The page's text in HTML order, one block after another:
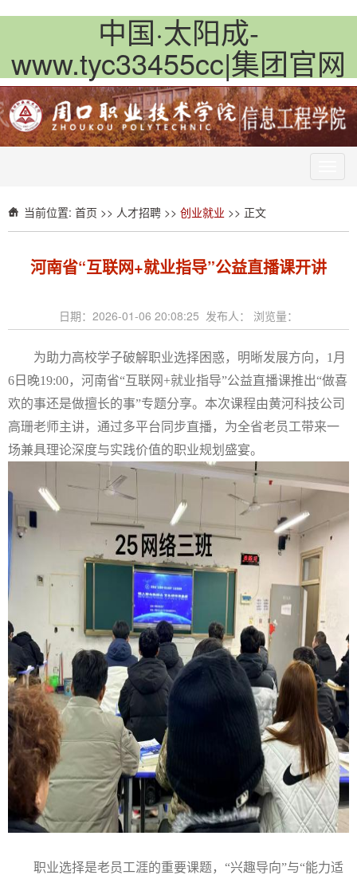
中国·太阳成-
www.tyc33455cc|集团官网
当前位置: 首页 >> 人才招聘 >> 创业就业 >> 正文
河南省“互联网+就业指导”公益直播课开讲
日期：2026-01-06 20:08:25 发布人： 浏览量：
为助力高校学子破解职业选择困惑，明晰发展方向， 1月
6日晚19:00，河南省“互联网+就业指导”公益直播课推出“做喜
欢的事还是做擅长的事”专题分享。本次课程由黄河科技公司
高珊老师主讲，通过多平台同步直播，为全省老员工带来一
场兼具理论深度与实践价值的职业规划盛宴。
职业选择是老员工涯的重要课题， “兴趣导向”与“能力适